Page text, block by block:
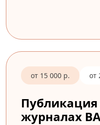
от 15 000 р. от
Публикация
журналах